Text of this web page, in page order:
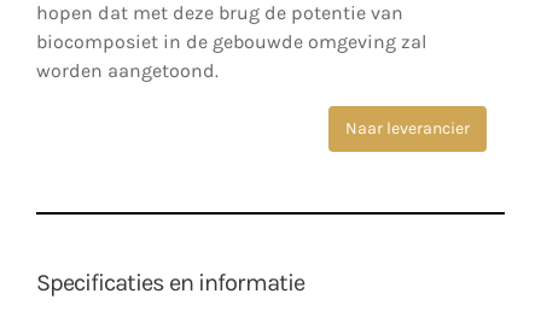
hopen dat met deze brug de potentie van
biocomposiet in de gebouwde omgeving zal
worden aangetoond.
Naar leverancier
Specificaties en informatie